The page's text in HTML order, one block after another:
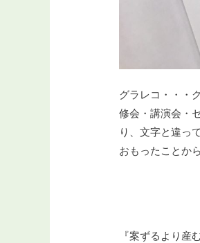
グラレコ・・・
修会・講演会・
り、文字と違っ
おもったことか
『案ずるより産